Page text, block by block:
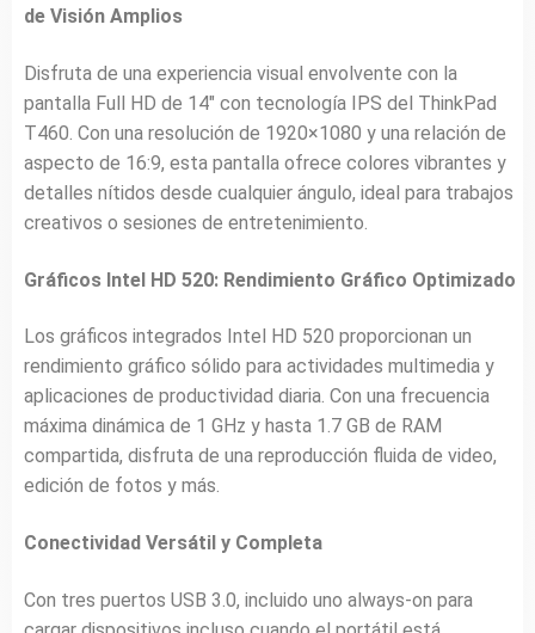
de Visión Amplios
Disfruta de una experiencia visual envolvente con la
pantalla Full HD de 14″ con tecnología IPS del ThinkPad
T460. Con una resolución de 1920×1080 y una relación de
aspecto de 16:9, esta pantalla ofrece colores vibrantes y
detalles nítidos desde cualquier ángulo, ideal para trabajos
creativos o sesiones de entretenimiento.
Gráficos Intel HD 520: Rendimiento Gráfico Optimizado
Los gráficos integrados Intel HD 520 proporcionan un
rendimiento gráfico sólido para actividades multimedia y
aplicaciones de productividad diaria. Con una frecuencia
máxima dinámica de 1 GHz y hasta 1.7 GB de RAM
compartida, disfruta de una reproducción fluida de video,
edición de fotos y más.
Conectividad Versátil y Completa
Con tres puertos USB 3.0, incluido uno always-on para